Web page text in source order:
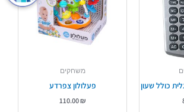
כולל שעון
משחקים
פעלולון צפרדע
110.00₪